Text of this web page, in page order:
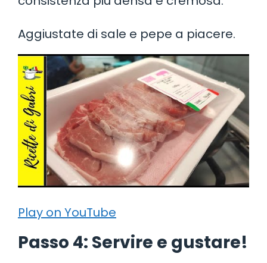
Aggiustate di sale e pepe a piacere.
Play on YouTube
Passo 4: Servire e gustare!